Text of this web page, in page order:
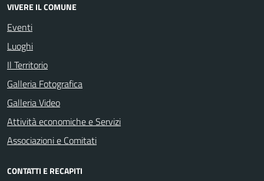
VIVERE IL COMUNE
Eventi
Luoghi
Il Territorio
Galleria Fotografica
Galleria Video
Attività economiche e Servizi
Associazioni e Comitati
CONTATTI E RECAPITI